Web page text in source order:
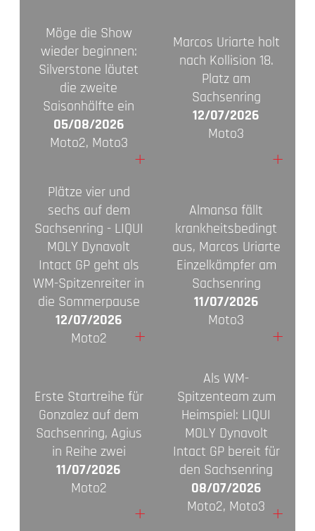
Möge die Show
wieder beginnen:
Silverstone läutet
die zweite
Saisonhälfte ein
05/08/2026
Moto2, Moto3
+
Marcos Uriarte holt
nach Kollision 18.
Platz am
Sachsenring
12/07/2026
Moto3
+
Plätze vier und
sechs auf dem
Sachsenring - LIQUI
MOLY Dynavolt
Intact GP geht als
WM-Spitzenreiter in
die Sommerpause
12/07/2026
Moto2
+
Almansa fällt
krankheitsbedingt
aus, Marcos Uriarte
Einzelkämpfer am
Sachsenring
11/07/2026
Moto3
+
Erste Startreihe für
Gonzalez auf dem
Sachsenring, Agius
in Reihe zwei
11/07/2026
Moto2
+
Als WM-
Spitzenteam zum
Heimspiel: LIQUI
MOLY Dynavolt
Intact GP bereit für
den Sachsenring
08/07/2026
Moto2, Moto3 +